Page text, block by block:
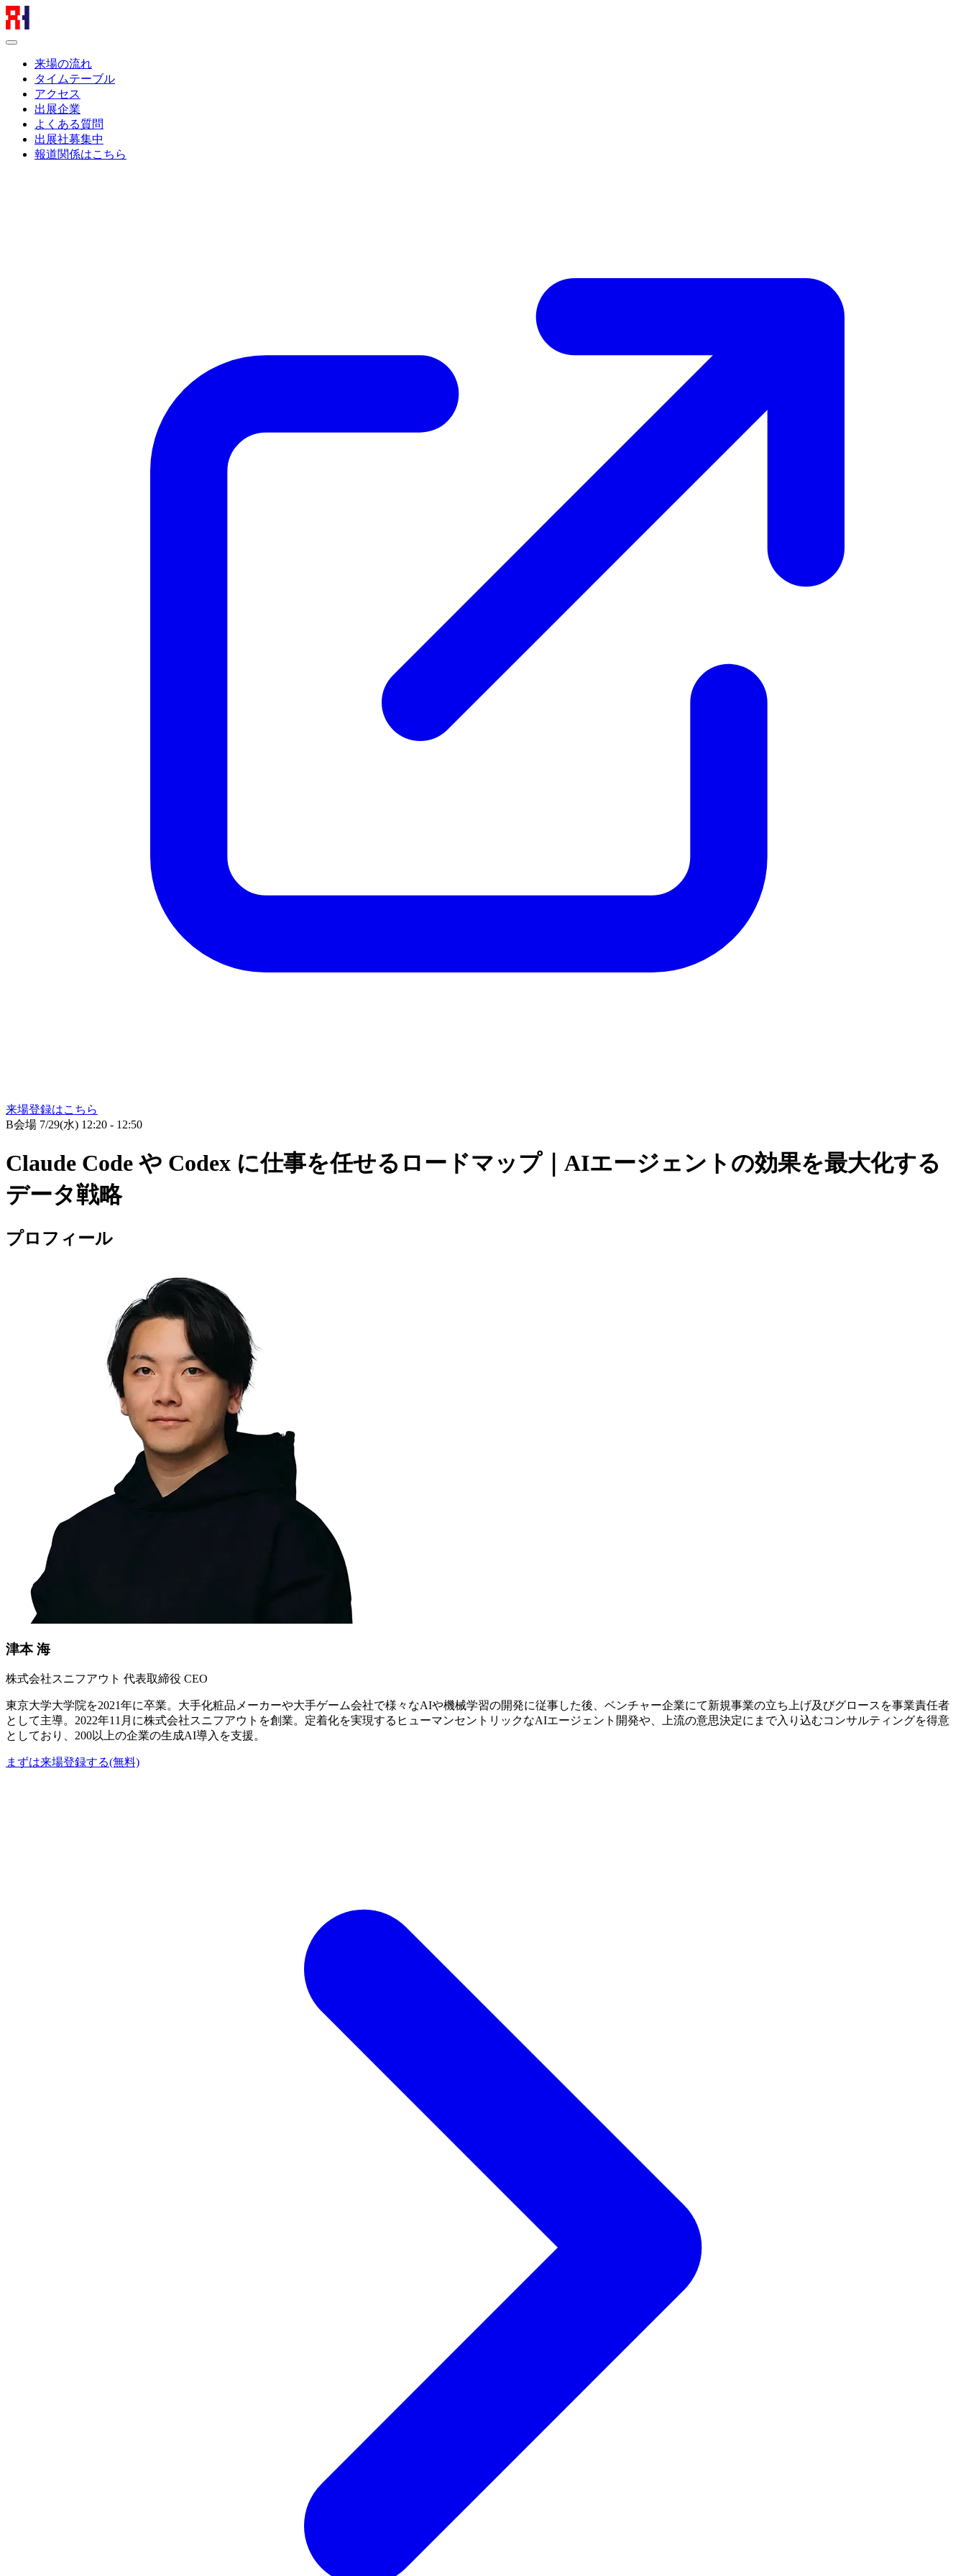
来場の流れ
タイムテーブル
アクセス
出展企業
よくある質問
出展社募集中
報道関係はこちら
来場登録はこちら
B会場 7/29(水) 12:20 - 12:50
Claude Code や Codex に仕事を任せるロードマップ｜AIエージェントの効果を最大化する
データ戦略
プロフィール
津本 海
株式会社スニフアウト 代表取締役 CEO
東京大学大学院を2021年に卒業。大手化粧品メーカーや大手ゲーム会社で様々なAIや機械学習の開発に従事した後、ベンチャー企業にて新規事業の立ち上げ及びグロースを事業責任者
として主導。2022年11月に株式会社スニフアウトを創業。定着化を実現するヒューマンセントリックなAIエージェント開発や、上流の意思決定にまで入り込むコンサルティングを得意
としており、200以上の企業の生成AI導入を支援。
まずは来場登録する(無料)